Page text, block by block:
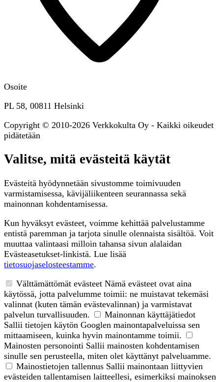
Osoite
PL 58, 00811 Helsinki
Copyright © 2010-2026 Verkkokulta Oy - Kaikki oikeudet
pidätetään
Valitse, mitä evästeitä käytät
Evästeitä hyödynnetään sivustomme toimivuuden
varmistamisessa, kävijäliikenteen seurannassa sekä
mainonnan kohdentamisessa.
Kun hyväksyt evästeet, voimme kehittää palvelustamme
entistä paremman ja tarjota sinulle olennaista sisältöä. Voit
muuttaa valintaasi milloin tahansa sivun alalaidan
Evästeasetukset-linkistä. Lue lisää
tietosuojaselosteestamme.
Välttämättömät evästeet Nämä evästeet ovat aina
käytössä, jotta palvelumme toimii: ne muistavat tekemäsi
valinnat (kuten tämän evästevalinnan) ja varmistavat
palvelun turvallisuuden.
Mainonnan käyttäjätiedot
Sallii tietojen käytön Googlen mainontapalveluissa sen
mittaamiseen, kuinka hyvin mainontamme toimii.
Mainosten personointi Sallii mainosten kohdentamisen
sinulle sen perusteella, miten olet käyttänyt palveluamme.
Mainostietojen tallennus Sallii mainontaan liittyvien
evästeiden tallentamisen laitteellesi, esimerkiksi mainoksen